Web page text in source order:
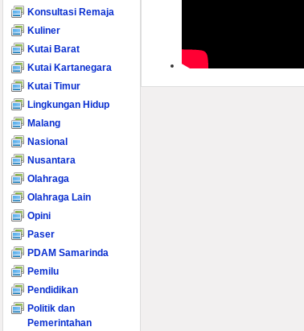
Konsultasi Remaja
Kuliner
Kutai Barat
Kutai Kartanegara
Kutai Timur
Lingkungan Hidup
Malang
Nasional
Nusantara
Olahraga
Olahraga Lain
Opini
Paser
PDAM Samarinda
Pemilu
Pendidikan
Politik dan
Pemerintahan